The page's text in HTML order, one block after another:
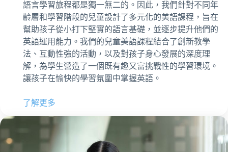
語言學習旅程都是獨一無二的。因此，我們針對不同年
齡層和學習階段的兒童設計了多元化的美語課程，旨在
幫助孩子從小打下堅實的語言基礎，並逐步提升他們的
英語運用能力。我們的兒童美語課程結合了創新教學
法、互動性強的活動，以及對孩子身心發展的深度理
解，為學生營造了一個既有趣又富挑戰性的學習環境。
讓孩子在愉快的學習氛圍中掌握英語。
了解更多